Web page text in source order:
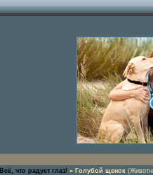
Всё, что радует глаз! » Голубой щенок